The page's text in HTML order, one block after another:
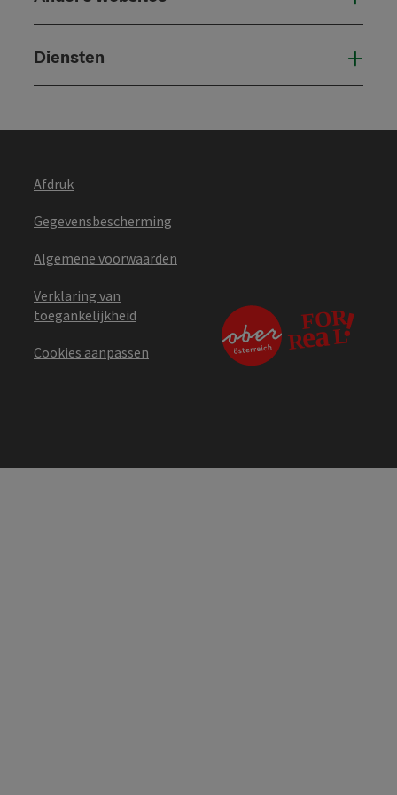
Diensten
Afdruk
Gegevensbescherming
Algemene voorwaarden
Verklaring van
toegankelijkheid
Cookies aanpassen